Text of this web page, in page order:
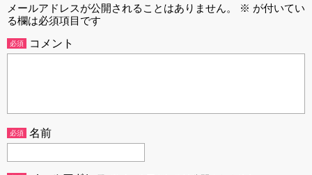
メールアドレスが公開されることはありません。 ※ が付いてい
る欄は必須項目です
必須 コメント
必須 名前